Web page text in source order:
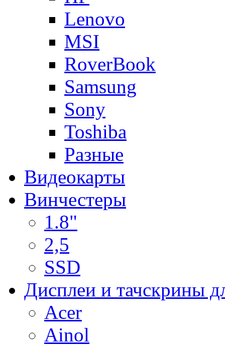
Lenovo
MSI
RoverBook
Samsung
Sony
Toshiba
Разные
Видеокарты
Винчестеры
1.8"
2,5
SSD
Дисплеи и тачскрины
Acer
Ainol